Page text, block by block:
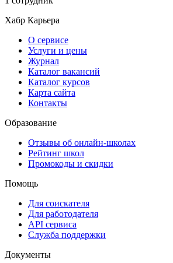
Хабр Карьера
О сервисе
Услуги и цены
Журнал
Каталог вакансий
Каталог курсов
Карта сайта
Контакты
Образование
Отзывы об онлайн-школах
Рейтинг школ
Промокоды и скидки
Помощь
Для соискателя
Для работодателя
API сервиса
Служба поддержки
Документы